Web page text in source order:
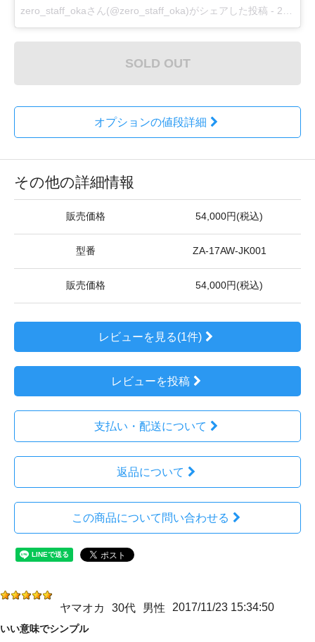
zero_staff_okaさん(@zero_staff_oka)がシェアした投稿 - 2017 11月 30 6:51午後 PST
SOLD OUT
オプションの値段詳細
その他の詳細情報
販売価格 54,000円(税込)
型番 ZA-17AW-JK001
販売価格 54,000円(税込)
レビューを見る(1件)
レビューを投稿
支払い・配送について
返品について
この商品について問い合わせる
ヤマオカ 30代 男性 2017/11/23 15:34:50
いい意味でシンプル